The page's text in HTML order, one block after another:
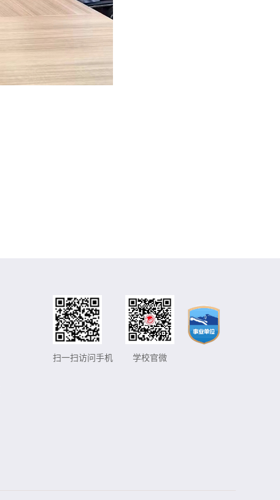
扫一扫访问手机 学校官微